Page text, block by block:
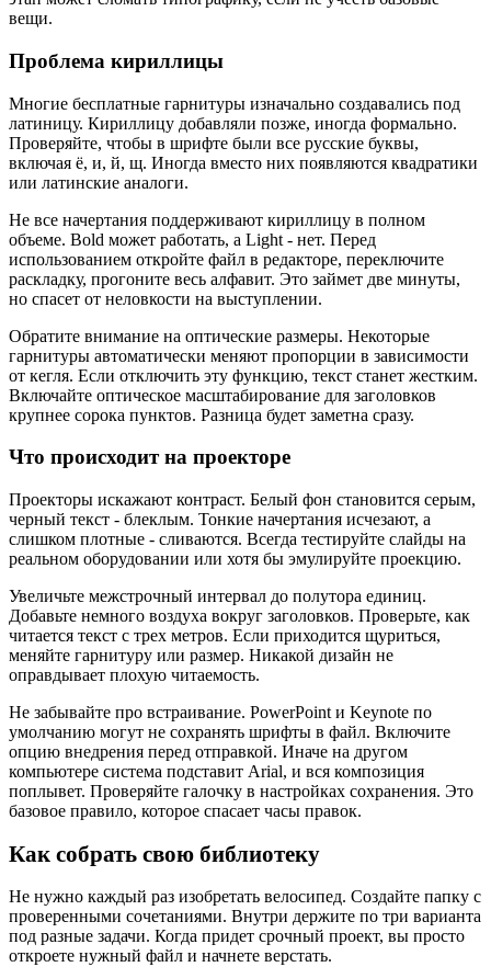
вещи.
Проблема кириллицы
Многие бесплатные гарнитуры изначально создавались под
латиницу. Кириллицу добавляли позже, иногда формально.
Проверяйте, чтобы в шрифте были все русские буквы,
включая ё, и, й, щ. Иногда вместо них появляются квадратики
или латинские аналоги.
Не все начертания поддерживают кириллицу в полном
объеме. Bold может работать, а Light - нет. Перед
использованием откройте файл в редакторе, переключите
раскладку, прогоните весь алфавит. Это займет две минуты,
но спасет от неловкости на выступлении.
Обратите внимание на оптические размеры. Некоторые
гарнитуры автоматически меняют пропорции в зависимости
от кегля. Если отключить эту функцию, текст станет жестким.
Включайте оптическое масштабирование для заголовков
крупнее сорока пунктов. Разница будет заметна сразу.
Что происходит на проекторе
Проекторы искажают контраст. Белый фон становится серым,
черный текст - блеклым. Тонкие начертания исчезают, а
слишком плотные - сливаются. Всегда тестируйте слайды на
реальном оборудовании или хотя бы эмулируйте проекцию.
Увеличьте межстрочный интервал до полутора единиц.
Добавьте немного воздуха вокруг заголовков. Проверьте, как
читается текст с трех метров. Если приходится щуриться,
меняйте гарнитуру или размер. Никакой дизайн не
оправдывает плохую читаемость.
Не забывайте про встраивание. PowerPoint и Keynote по
умолчанию могут не сохранять шрифты в файл. Включите
опцию внедрения перед отправкой. Иначе на другом
компьютере система подставит Arial, и вся композиция
поплывет. Проверяйте галочку в настройках сохранения. Это
базовое правило, которое спасает часы правок.
Как собрать свою библиотеку
Не нужно каждый раз изобретать велосипед. Создайте папку с
проверенными сочетаниями. Внутри держите по три варианта
под разные задачи. Когда придет срочный проект, вы просто
откроете нужный файл и начнете верстать.